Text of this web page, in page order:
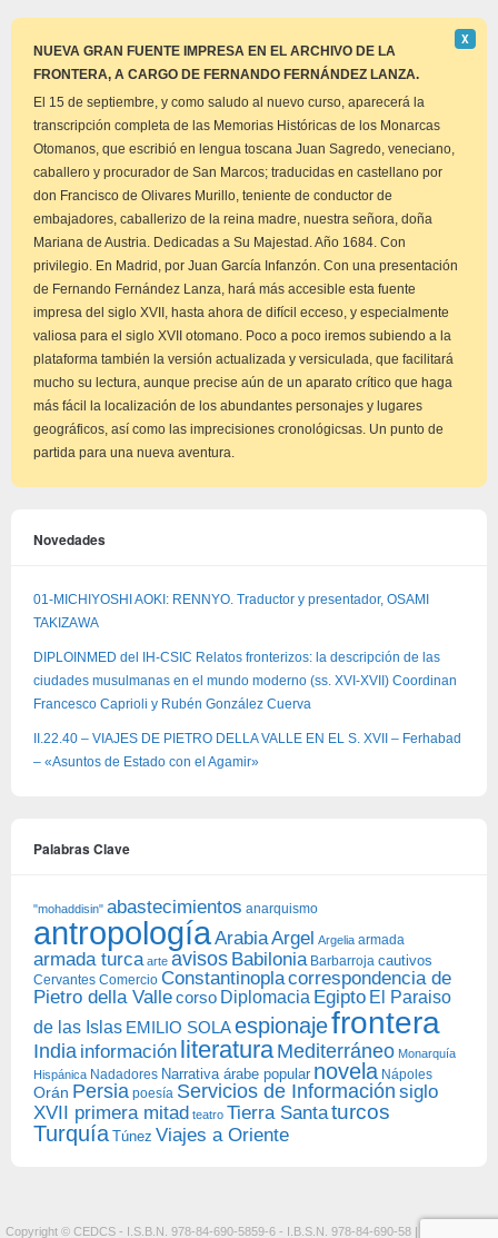
NUEVA GRAN FUENTE IMPRESA EN EL ARCHIVO DE LA
FRONTERA, A CARGO DE FERNANDO FERNÁNDEZ LANZA.
este
Χ
El 15 de septiembre, y como saludo al nuevo curso, aparecerá la
transcripción completa de las Memorias Históricas de los Monarcas
Otomanos, que escribió en lengua toscana Juan Sagredo, veneciano,
caballero y procurador de San Marcos; traducidas en castellano por
don Francisco de Olivares Murillo, teniente de conductor de
embajadores, caballerizo de la reina madre, nuestra señora, doña
Mariana de Austria. Dedicadas a Su Majestad. Año 1684. Con
privilegio. En Madrid, por Juan García Infanzón. Con una presentación
de Fernando Fernández Lanza, hará más accesible esta fuente
impresa del siglo XVII, hasta ahora de difícil ecceso, y especialmente
valiosa para el siglo XVII otomano. Poco a poco iremos subiendo a la
plataforma también la versión actualizada y versiculada, que facilitará
mucho su lectura, aunque precise aún de un aparato crítico que haga
más fácil la localización de los abundantes personajes y lugares
geográficos, así como las imprecisiones cronológicsas. Un punto de
partida para una nueva aventura.
Novedades
01-MICHIYOSHI AOKI: RENNYO. Traductor y presentador, OSAMI
TAKIZAWA
DIPLOINMED del IH-CSIC Relatos fronterizos: la descripción de las
ciudades musulmanas en el mundo moderno (ss. XVI-XVII) Coordinan
Francesco Caprioli y Rubén González Cuerva
II.22.40 – VIAJES DE PIETRO DELLA VALLE EN EL S. XVII – Ferhabad
– «Asuntos de Estado con el Agamir»
Palabras Clave
"mohaddisin" abastecimientos anarquismo
antropología ArabiaArgel Argelia armada
armada turca arte avisos Babilonia Barbarroja cautivos
Cervantes Comercio Constantinoplacorrespondencia de
Pietro della Vallecorso Diplomacia Egipto El Paraiso
de las Islas EMILIO SOLAespionajefrontera
India información literatura Mediterráneo Monarquía
Hispánica Nadadores Narrativa árabe popular novela Nápoles
Orán Persia poesía Servicios de Información siglo
XVII primera mitad teatro Tierra Santaturcos
Turquía Túnez Viajes a Oriente
Copyright © CEDCS - I.S.B.N. 978-84-690-5859-6 - I.B.S.N. 978-84-690-58 |